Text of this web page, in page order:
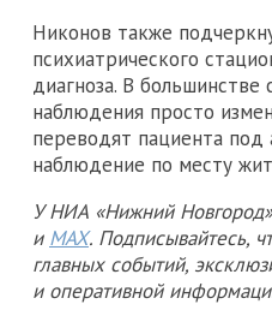
Никонов также
психиатрического
диагноза. В большинстве
наблюдения просто
переводят пациента под
наблюдение по месту
У НИА «Нижний
и MAX. Подписывайтесь,
главных событий,
и оперативной